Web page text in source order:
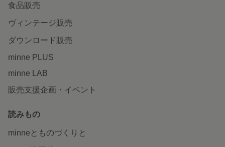
食品販売
ヴィンテージ販売
ダウンロード販売
minne PLUS
minne LAB
販売支援企画・イベント
読みもの
minneとものづくりと